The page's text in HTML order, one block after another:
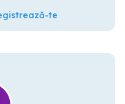
te